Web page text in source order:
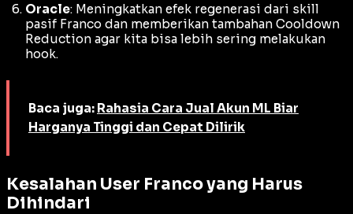
Oracle: Meningkatkan efek regenerasi dari skill
pasif Franco dan memberikan tambahan Cooldown
Reduction agar kita bisa lebih sering melakukan
hook.
Baca juga: Rahasia Cara Jual Akun ML Biar
Harganya Tinggi dan Cepat Dilirik
Kesalahan User Franco yang Harus
Dihindari